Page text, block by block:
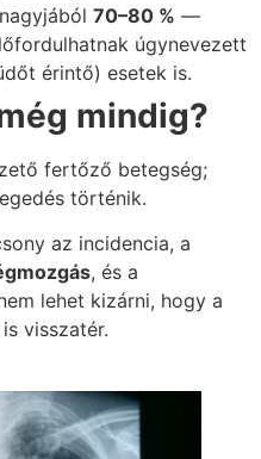
70–80 % —
úgynevezett
érintő) esetek is.
mindig?
fertőző betegség;
történik.
az incidencia, a
, és a
lehet kizárni, hogy a
visszatér.